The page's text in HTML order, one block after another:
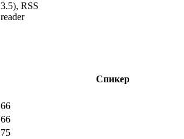
3.5), RSS
reader
Спикер
66
66
75